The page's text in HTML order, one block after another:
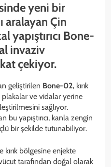
yeni bir
aralayan Çin
yapıştırıcı Bone-
invaziv
çekiyor.
geliştirilen Bone-02, kırık
ve vidalar yerine
sağlıyor.
yapıştırıcı, kanla zengin
bir şekilde tutunabiliyor.
bölgesine enjekte
tarafından doğal olarak